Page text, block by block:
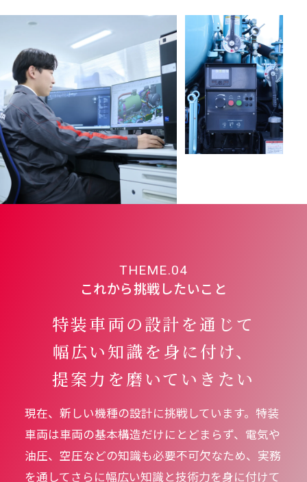
THEME.04
これから挑戦したいこと
特装車両の設計を通じて
幅広い知識を 身に付け、
提案力を磨いていきたい
現在、新しい機種の設計に挑戦しています。特装
車両は車両の基本構造だけにとどまらず、電気や
油圧、空圧などの知識も必要不可欠なため、実務
を通してさらに幅広い知識と技術力を身に付けて